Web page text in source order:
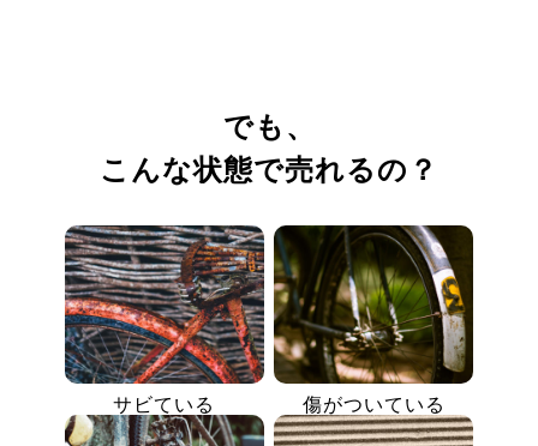
でも、
こんな状態で売れるの？
サビている 傷がついている